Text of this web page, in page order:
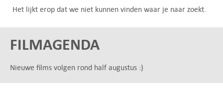
Het lijkt erop dat we niet kunnen vinden waar je naar zoekt.
FILMAGENDA
Nieuwe films volgen rond half augustus :)